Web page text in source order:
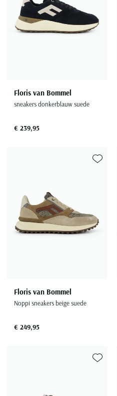
Floris van Bommel
sneakers donkerblauw suede
€ 239,95
Floris van Bommel
Noppi sneakers beige suede
€ 249,95